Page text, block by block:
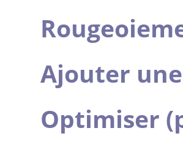
Ajouter
Optimiser